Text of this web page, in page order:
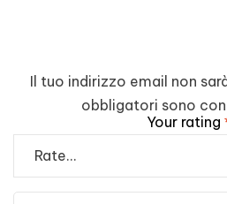
Il tuo indirizzo email non
obbligatori sono
Your rating